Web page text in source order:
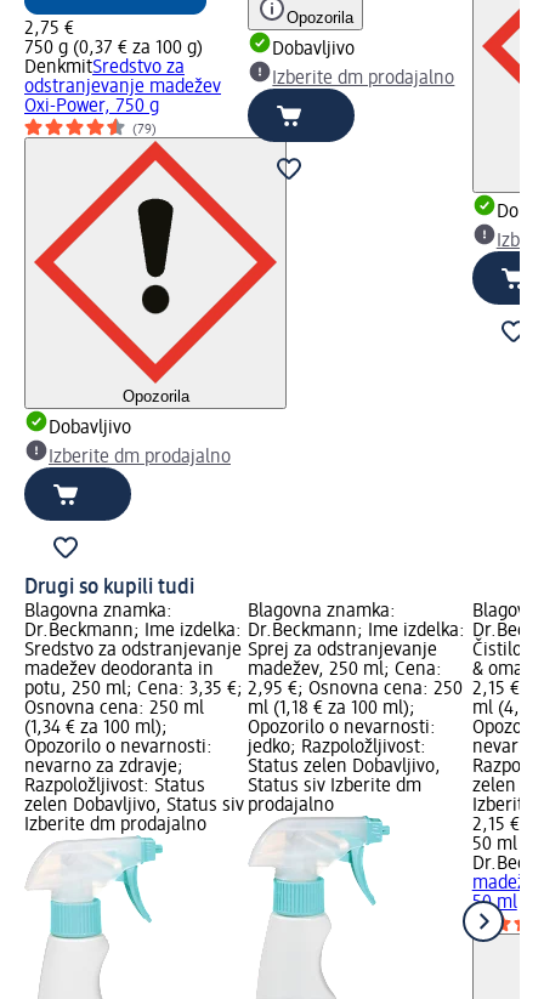
2,75 €
750 g (0,37 € za 100 g)
DenkmitSredstvo za
odstranjevanje madežev
Oxi-Power, 750 g
(79)
Opozorila
Dobavljivo
Izberite dm prodajalno
Opozorila
Dobavljivo
Izberite dm prodajalno
Drugi so kupili tudi
Blagovna znamka:
Dr.Beckmann; Ime izdelka:
Sredstvo za odstranjevanje
madežev deodoranta in
potu, 250 ml; Cena: 3,35 €;
Osnovna cena: 250 ml
(1,34 € za 100 ml);
Opozorilo o nevarnosti:
nevarno za zdravje;
Razpoložljivost: Status
zelen Dobavljivo, Status siv
Izberite dm prodajalno
Blagovna znamka:
Dr.Beckmann; Ime izdelka:
Sprej za odstranjevanje
madežev, 250 ml; Cena:
2,95 €; Osnovna cena: 250
ml (1,18 € za 100 ml);
Opozorilo o nevarnosti:
jedko; Razpoložljivost:
Status zelen Dobavljivo,
Status siv Izberite dm
prodajalno
Čistilo
&
2,15 €;
ml (4,30
nevarno
zelen
Izberite
2,15 €
50 ml
madeže
50 ml